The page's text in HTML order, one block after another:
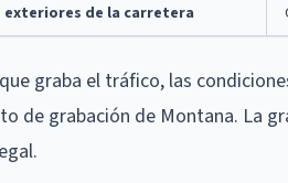
exteriores de la carretera
graba el tráfico, las
de grabación de Montana. La